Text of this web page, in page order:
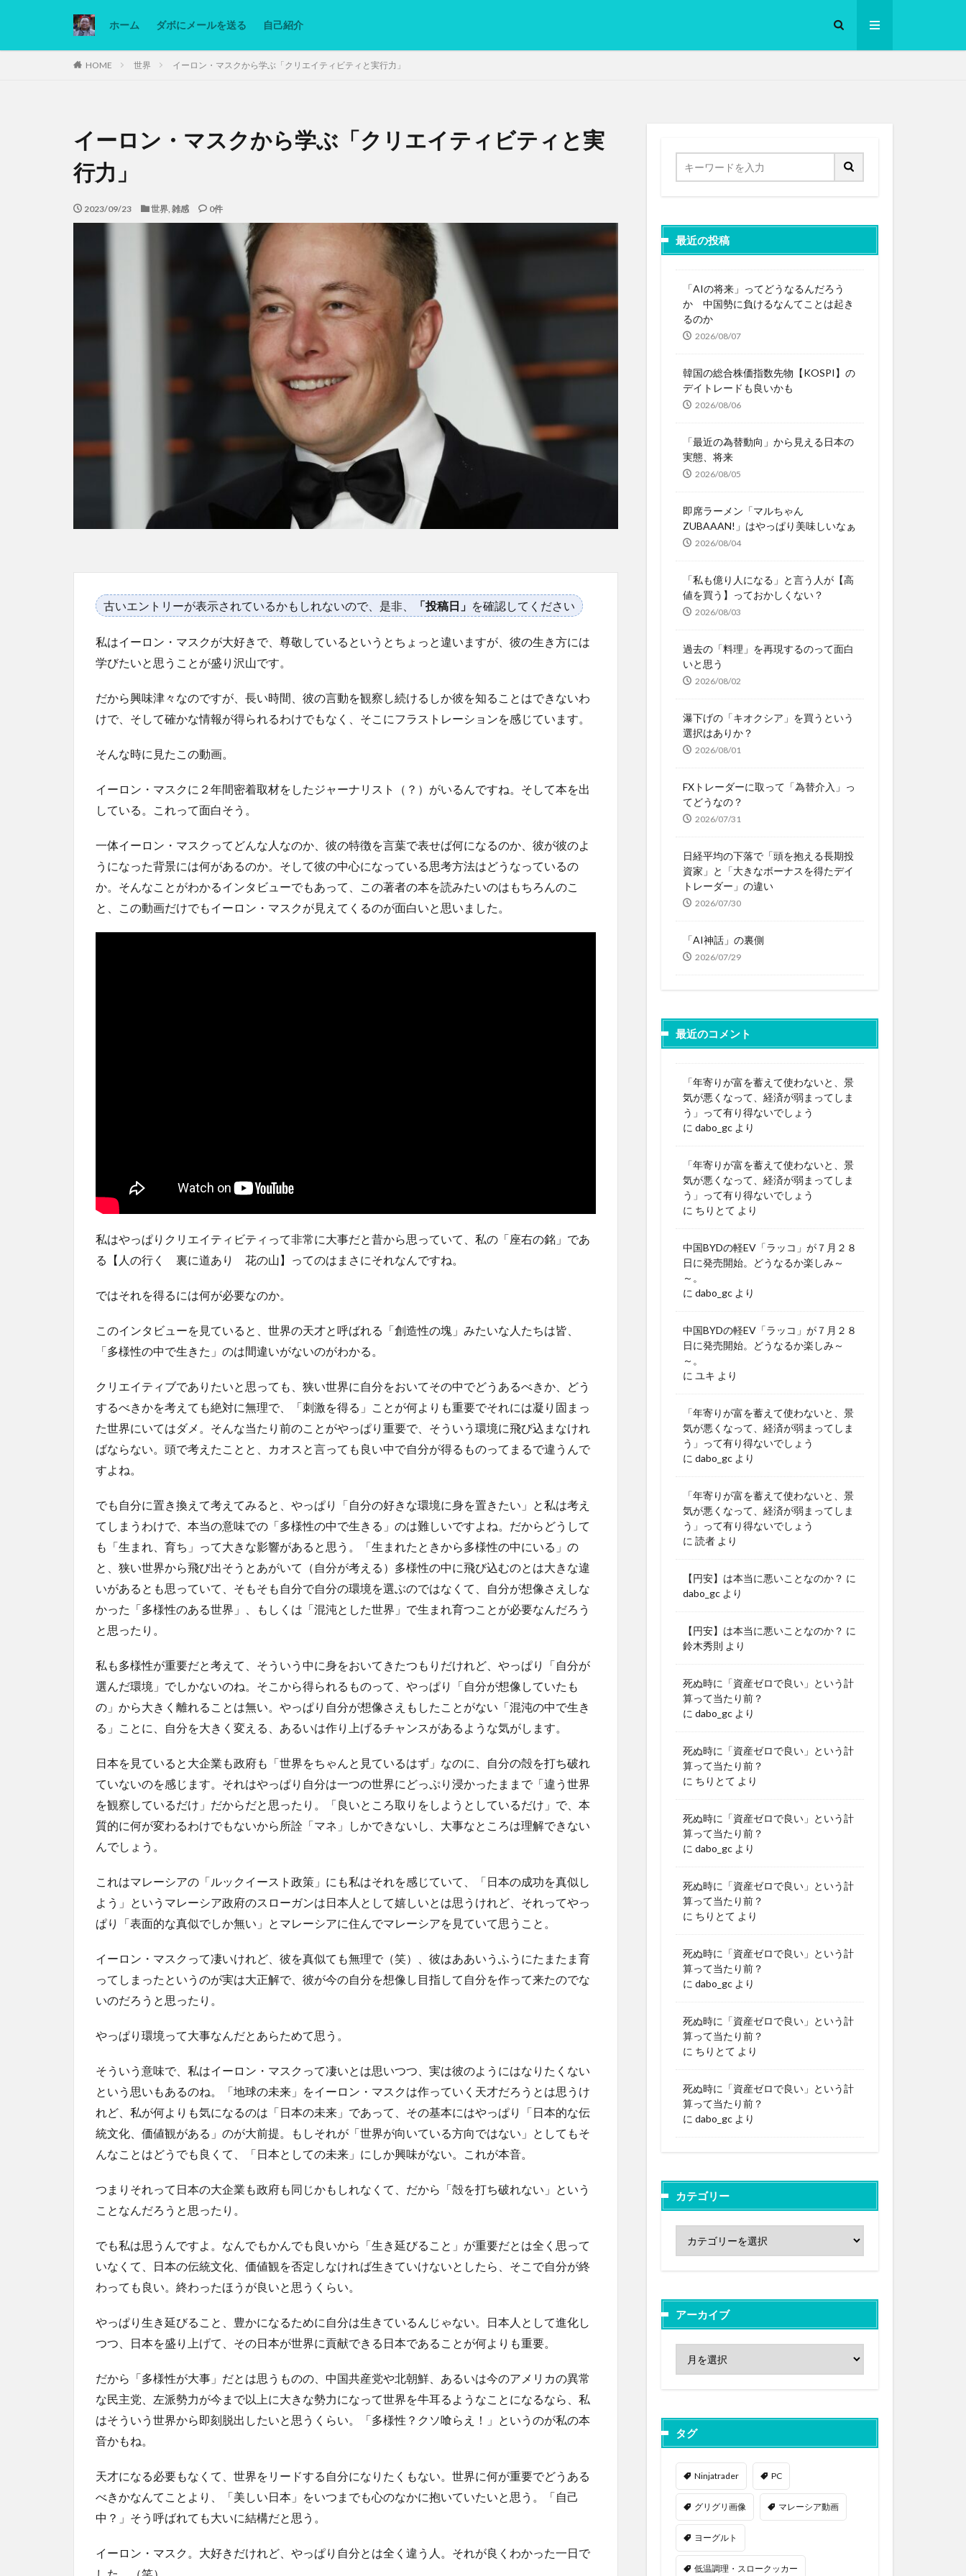
ホーム ダボにメールを送る 自己紹介
HOME 世界 イーロン・マスクから学ぶ「クリエイティビティと実行力」
イーロン・マスクから学ぶ「クリエイティビティと実
行力」
2023/09/23 世界, 雑感 0件
古いエントリーが表示されているかもしれないので、是非、 「投稿日」 を確認してください
私はイーロン・マスクが大好きで、尊敬しているというとちょっと違いますが、彼の生き方には
学びたいと思うことが盛り沢山です。
だから興味津々なのですが、長い時間、彼の言動を観察し続けるしか彼を知ることはできないわ
けで、そして確かな情報が得られるわけでもなく、そこにフラストレーションを感じています。
そんな時に見たこの動画。
イーロン・マスクに２年間密着取材をしたジャーナリスト（？）がいるんですね。そして本を出
している。これって面白そう。
一体イーロン・マスクってどんな人なのか、彼の特徴を言葉で表せば何になるのか、彼が彼のよ
うになった背景には何があるのか。そして彼の中心になっている思考方法はどうなっているの
か。そんなことがわかるインタビューでもあって、この著者の本を読みたいのはもちろんのこ
と、この動画だけでもイーロン・マスクが見えてくるのが面白いと思いました。
私はやっぱりクリエイティビティって非常に大事だと昔から思っていて、私の「座右の銘」であ
る【人の行く 裏に道あり 花の山】ってのはまさにそれなんですね。
ではそれを得るには何が必要なのか。
このインタビューを見ていると、世界の天才と呼ばれる「創造性の塊」みたいな人たちは皆、
「多様性の中で生きた」のは間違いがないのがわかる。
クリエイティブでありたいと思っても、狭い世界に自分をおいてその中でどうあるべきか、どう
するべきかを考えても絶対に無理で、「刺激を得る」ことが何よりも重要でそれには凝り固まっ
た世界にいてはダメ。そんな当たり前のことがやっぱり重要で、そういう環境に飛び込まなけれ
ばならない。頭で考えたことと、カオスと言っても良い中で自分が得るものってまるで違うんで
すよね。
でも自分に置き換えて考えてみると、やっぱり「自分の好きな環境に身を置きたい」と私は考え
てしまうわけで、本当の意味での「多様性の中で生きる」のは難しいですよね。だからどうして
も「生まれ、育ち」って大きな影響があると思う。「生まれたときから多様性の中にいる」の
と、狭い世界から飛び出そうとあがいて（自分が考える）多様性の中に飛び込むのとは大きな違
いがあるとも思っていて、そもそも自分で自分の環境を選ぶのではなくて、自分が想像さえしな
かった「多様性のある世界」、もしくは「混沌とした世界」で生まれ育つことが必要なんだろう
と思ったり。
私も多様性が重要だと考えて、そういう中に身をおいてきたつもりだけれど、やっぱり「自分が
選んだ環境」でしかないのね。そこから得られるものって、やっぱり「自分が想像していたも
の」から大きく離れることは無い。やっぱり自分が想像さえもしたことがない「混沌の中で生き
る」ことに、自分を大きく変える、あるいは作り上げるチャンスがあるような気がします。
日本を見ていると大企業も政府も「世界をちゃんと見ているはず」なのに、自分の殻を打ち破れ
ていないのを感じます。それはやっぱり自分は一つの世界にどっぷり浸かったままで「違う世界
を観察しているだけ」だからだと思ったり。「良いところ取りをしようとしているだけ」で、本
質的に何が変わるわけでもないから所詮「マネ」しかできないし、大事なところは理解できない
んでしょう。
これはマレーシアの「ルックイースト政策」にも私はそれを感じていて、「日本の成功を真似し
よう」というマレーシア政府のスローガンは日本人として嬉しいとは思うけれど、それってやっ
ぱり「表面的な真似でしか無い」とマレーシアに住んでマレーシアを見ていて思うこと。
イーロン・マスクって凄いけれど、彼を真似ても無理で（笑）、彼はああいうふうにたまたま育
ってしまったというのが実は大正解で、彼が今の自分を想像し目指して自分を作って来たのでな
いのだろうと思ったり。
やっぱり環境って大事なんだとあらためて思う。
そういう意味で、私はイーロン・マスクって凄いとは思いつつ、実は彼のようにはなりたくない
という思いもあるのね。「地球の未来」をイーロン・マスクは作っていく天才だろうとは思うけ
れど、私が何よりも気になるのは「日本の未来」であって、その基本にはやっぱり「日本的な伝
統文化、価値観がある」のが大前提。もしそれが「世界が向いている方向ではない」としてもそ
んなことはどうでも良くて、「日本としての未来」にしか興味がない。これが本音。
つまりそれって日本の大企業も政府も同じかもしれなくて、だから「殻を打ち破れない」という
ことなんだろうと思ったり。
でも私は思うんですよ。なんでもかんでも良いから「生き延びること」が重要だとは全く思って
いなくて、日本の伝統文化、価値観を否定しなければ生きていけないとしたら、そこで自分が終
わっても良い。終わったほうが良いと思うくらい。
やっぱり生き延びること、豊かになるために自分は生きているんじゃない。日本人として進化し
つつ、日本を盛り上げて、その日本が世界に貢献できる日本であることが何よりも重要。
だから「多様性が大事」だとは思うものの、中国共産党や北朝鮮、あるいは今のアメリカの異常
な民主党、左派勢力が今まで以上に大きな勢力になって世界を牛耳るようなことになるなら、私
はそういう世界から即刻脱出したいと思うくらい。「多様性？クソ喰らえ！」というのが私の本
音かもね。
天才になる必要もなくて、世界をリードする自分になりたくもない。世界に何が重要でどうある
べきかなんてことより、「美しい日本」をいつまでも心のなかに抱いていたいと思う。「自己
中？」そう呼ばれても大いに結構だと思う。
イーロン・マスク。大好きだけれど、やっぱり自分とは全く違う人。それが良くわかった一日で
最近の投稿
「AIの将来」ってどうなるんだろう
か 中国勢に負けるなんてことは起き
るのか
2026/08/07
韓国の総合株価指数先物【KOSPI】の
デイトレードも良いかも
2026/08/06
「最近の為替動向」から見える日本の
実態、将来
2026/08/05
即席ラーメン「マルちゃん
ZUBAAAN!」はやっぱり美味しいなぁ
2026/08/04
「私も億り人になる」と言う人が【高
値を買う】っておかしくない？
2026/08/03
過去の「料理」を再現するのって面白
いと思う
2026/08/02
瀑下げの「キオクシア」を買うという
選択はありか？
2026/08/01
FXトレーダーに取って「為替介入」っ
てどうなの？
2026/07/31
日経平均の下落で「頭を抱える長期投
資家」と「大きなボーナスを得たデイ
トレーダー」の違い
2026/07/30
「AI神話」の裏側
2026/07/29
最近のコメント
「年寄りが富を蓄えて使わないと、景
気が悪くなって、経済が弱まってしま
う」って有り得ないでしょう
に dabo_gc より
「年寄りが富を蓄えて使わないと、景
気が悪くなって、経済が弱まってしま
う」って有り得ないでしょう
に ちりとて より
中国BYDの軽EV「ラッコ」が７月２８
日に発売開始。どうなるか楽しみ～
～。
に dabo_gc より
中国BYDの軽EV「ラッコ」が７月２８
日に発売開始。どうなるか楽しみ～
～。
に ユキ より
「年寄りが富を蓄えて使わないと、景
気が悪くなって、経済が弱まってしま
う」って有り得ないでしょう
に dabo_gc より
「年寄りが富を蓄えて使わないと、景
気が悪くなって、経済が弱まってしま
う」って有り得ないでしょう
に 読者 より
【円安】は本当に悪いことなのか？ に
dabo_gc より
【円安】は本当に悪いことなのか？ に
鈴木秀則 より
死ぬ時に「資産ゼロで良い」という計
算って当たり前？
に dabo_gc より
死ぬ時に「資産ゼロで良い」という計
算って当たり前？
に ちりとて より
死ぬ時に「資産ゼロで良い」という計
算って当たり前？
に dabo_gc より
死ぬ時に「資産ゼロで良い」という計
算って当たり前？
に ちりとて より
死ぬ時に「資産ゼロで良い」という計
算って当たり前？
に dabo_gc より
死ぬ時に「資産ゼロで良い」という計
算って当たり前？
に ちりとて より
死ぬ時に「資産ゼロで良い」という計
算って当たり前？
に dabo_gc より
カテゴリー
アーカイブ
タグ
Ninjatrader PC
グリグリ画像 マレーシア動画
ヨーグルト
低温調理・スロークッカー
カテゴリー
Ninjatrader PC グリグリ画像 マレーシア動画 ヨーグルト
低温調理・スロークッカー